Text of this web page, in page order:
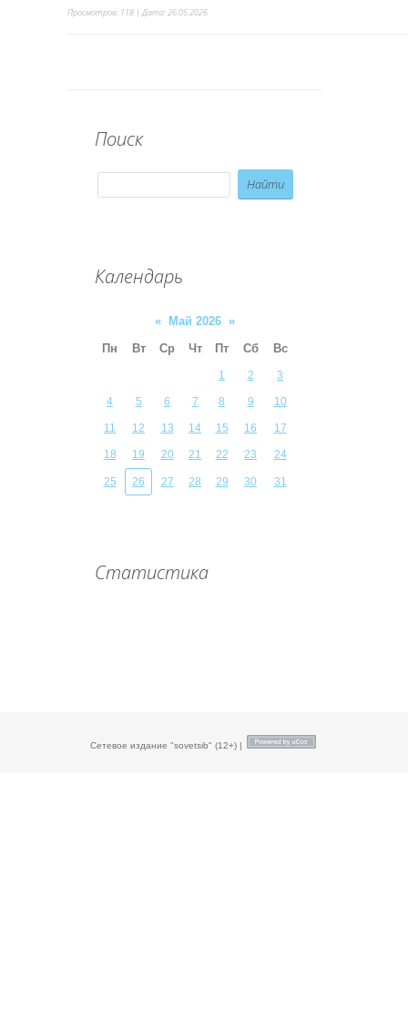
Просмотров: 118 | Дата:26.05.2026
Поиск
Календарь
« Май 2026 »
Пн
Вт Ср Чт Пт Сб Вс
1 2 3
4 5 6 7 8 9 10
11 12 13 14 15 16 17
18 19 20 21 22 23 24
25 26 27 28 29 30 31
Статистика
Сетевое издание "sovetsib" (12+) |